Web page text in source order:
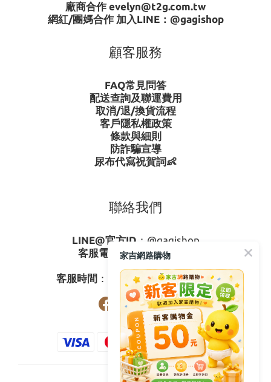
廠商合作 evelyn@t2g.com.tw
網紅/團媽合作 加入LINE： @gagishop
顧客服務
FAQ常見問答
配送查詢及聯運費用
取消/退/換貨流程
客戶隱私權政策
條款與細則
防詐騙宣導
尿布代寫祝賀詞👶
聯絡我們
LINE@官方ID ： @gagishop
客服電話 ：0800-273795
客服時間 ：週一至週五08:30-17:30
家吉網路購物